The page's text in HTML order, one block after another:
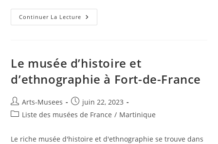
Continuer La Lecture
Le musée d’histoire et
d’ethnographie à Fort-de-France
Arts-Musees
juin 22, 2023
Liste des musées de France / Martinique
Le riche musée d'histoire et d'ethnographie se trouve dans